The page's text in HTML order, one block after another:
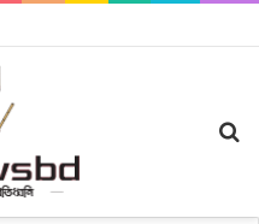
গান ‘Baljanggi’